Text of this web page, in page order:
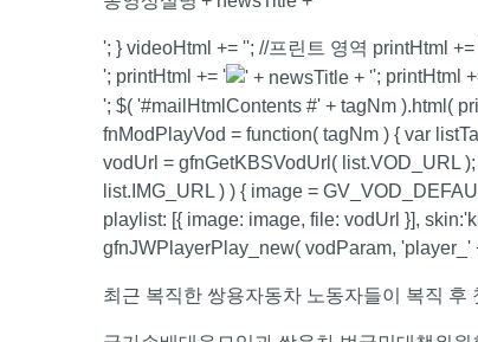
'; } videoHtml += ''; //프린트 영역 printHtml +=
'; printHtml += '
'; printHtml
'; $( '#mailHtmlContents #' + tagNm ).html(
fnModPlayVod = function( tagNm ) { var
vodUrl = gfnGetKBSVodUrl( list.VOD_URL
list.IMG_URL ) ) { image =
playlist: [{ image: image, file: vodUrl }],
gfnJWPlayerPlay_new( vodParam, 'player_'
최근 복직한 쌍용자동차 노동자들이 복직